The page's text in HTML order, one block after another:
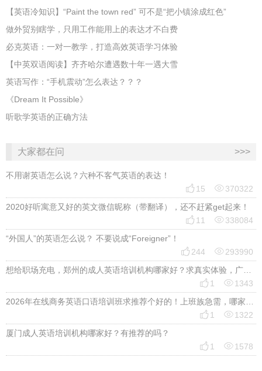
​【英语冷知识】“Paint the town red” 可不是“把小镇涂成红色”
做外贸别瞎学，只用工作能用上的表达才不白费
必克英语：一对一教学，打造高效英语学习体验
【中英双语阅读】齐齐哈尔遭遇数十年一遇大雪
英语写作：“手机震动”怎么表达？？？
《Dream It Possible》
听歌学英语的正确方法
大家都在问 >>>
不用谢英语怎么说？六种不客气英语的表达！
 15 370322
2020好听寓意又好的英文微信昵称（带翻译），还不赶紧get起来！
 11 338084
“外国人”的英语怎么说？ 不要说成“Foreigner”！
 244 293990
 1 1343
 1 1322
厦门成人英语培训机构哪家好？有推荐的吗？
 1 1578